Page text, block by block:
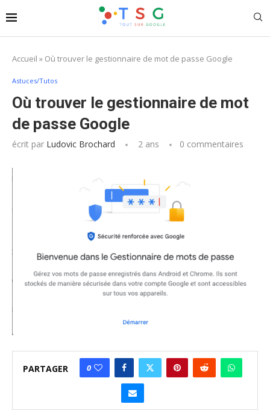
Accueil » Où trouver le gestionnaire de mot de passe Google
Astuces/Tutos
Où trouver le gestionnaire de mot
de passe Google
écrit par Ludovic Brochard 2 ans 0 commentaires
PARTAGER 0